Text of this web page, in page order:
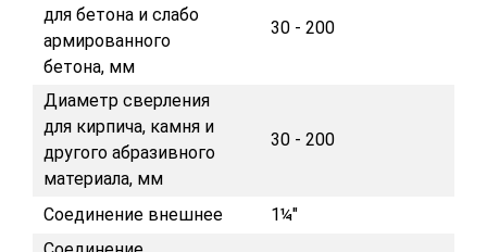
для бетона и слабо
армированного
бетона, мм
30 - 200
Диаметр сверления
для кирпича, камня и
другого абразивного
материала, мм
30 - 200
Соединение внешнее
1¼"